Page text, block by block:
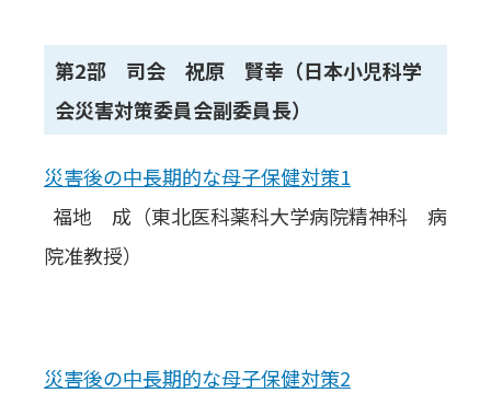
第2部 司会 祝原 賢幸（日本小児科学
会災害対策委員会副委員長）
災害後の中長期的な母子保健対策1
福地 成（東北医科薬科大学病院精神科 病
院准教授）
災害後の中長期的な母子保健対策2